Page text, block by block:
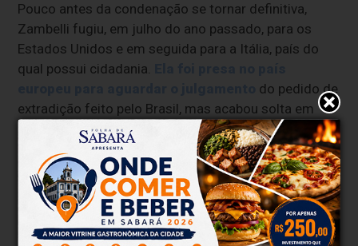
Pouco antes da condenação se tornar definitiva,
Zambelli fugiu, em julho do ano passado, para os
Estados Unidos e em seguida para a Itália, país do
qual possui cidadania.
do pedido de
extradição feito pelo Brasil, mas acabou solta em
maio deste ano, depois da decisão que rejeitou o
procedimento.
Há ainda, contudo, um segundo pedido de extradição
em tramitação na Justiça italiana, ao aguardo de
uma decisão da Corte de Cassação italiana.